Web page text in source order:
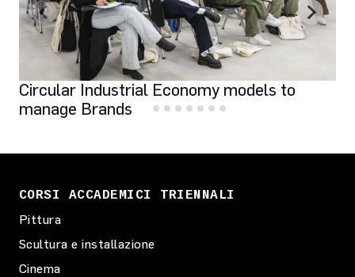
Circular Industrial Economy models to
manage Brands
CORSI ACCADEMICI TRIENNALI
Pittura
Scultura e installazione
Cinema